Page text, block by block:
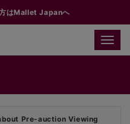
はMallet Japanへ
Toggle
Pre-auction Viewing